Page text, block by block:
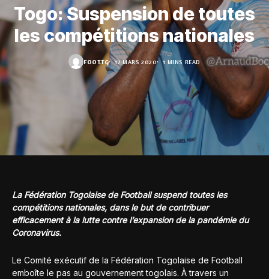
Togo: Suspension de toutes
les compétitions nationales
FOOT.TG 17 MARS 2020 1 MINS READ
La Fédération Togolaise de Football suspend toutes les
compétitions nationales, dans le but de contribuer
efficacement à la lutte contre l’expansion de la pandémie du
Coronavirus.
Le Comité exécutif de la Fédération Togolaise de Football
emboîte le pas au gouvernement togolais. À travers un